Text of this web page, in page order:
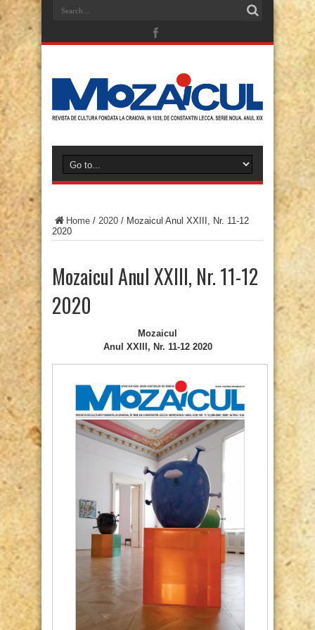
Home / 2020 / Mozaicul Anul XXIII, Nr. 11-12
2020
Mozaicul Anul XXIII, Nr. 11-12
2020
Mozaicul
Anul XXIII, Nr. 11-12 2020